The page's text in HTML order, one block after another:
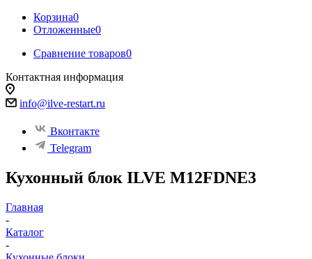
Корзина0
Отложенные0
Сравнение товаров0
Контактная информация
info@ilve-restart.ru
Вконтакте
Telegram
Кухонный блок ILVE M12FDNE3
Главная
-
Каталог
-